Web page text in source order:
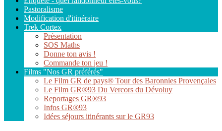
Pastoralisme
Modification d'itinéraire
Trek Cortex
Présentation
SOS Maths
Donne ton avis !
Commande ton jeu !
Films "Nos GR préférés"
Le Film GR de pays® Tour des Baronnies Provençales
Le Film GR®93 Du Vercors du Dévoluy
Reportages GR®93
Infos GR®93
Idées séjours itinérants sur le GR­93